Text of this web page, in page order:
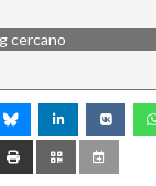
cercano